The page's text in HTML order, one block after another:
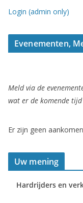
Login (admin only)
Evenementen,
Meld via de
wat er de komende
Er zijn geen
Uw mening
Hardrijders en